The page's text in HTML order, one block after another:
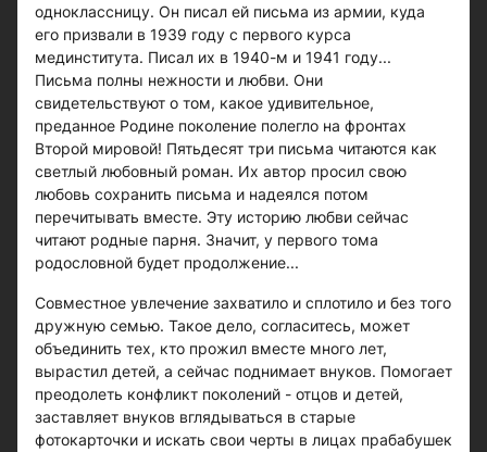
одноклассницу. Он писал ей письма из армии, куда
его призвали в 1939 году с первого курса
мединститута. Писал их в 1940-м и 1941 году...
Письма полны нежности и любви. Они
свидетельствуют о том, какое удивительное,
преданное Родине поколение полегло на фронтах
Второй мировой! Пятьдесят три письма читаются как
светлый любовный роман. Их автор просил свою
любовь сохранить письма и надеялся потом
перечитывать вместе. Эту историю любви сейчас
читают родные парня. Значит, у первого тома
родословной будет продолжение...
Совместное увлечение захватило и сплотило и без того
дружную семью. Такое дело, согласитесь, может
объединить тех, кто прожил вместе много лет,
вырастил детей, а сейчас поднимает внуков. Помогает
преодолеть конфликт поколений - отцов и детей,
заставляет внуков вглядываться в старые
фотокарточки и искать свои черты в лицах прабабушек